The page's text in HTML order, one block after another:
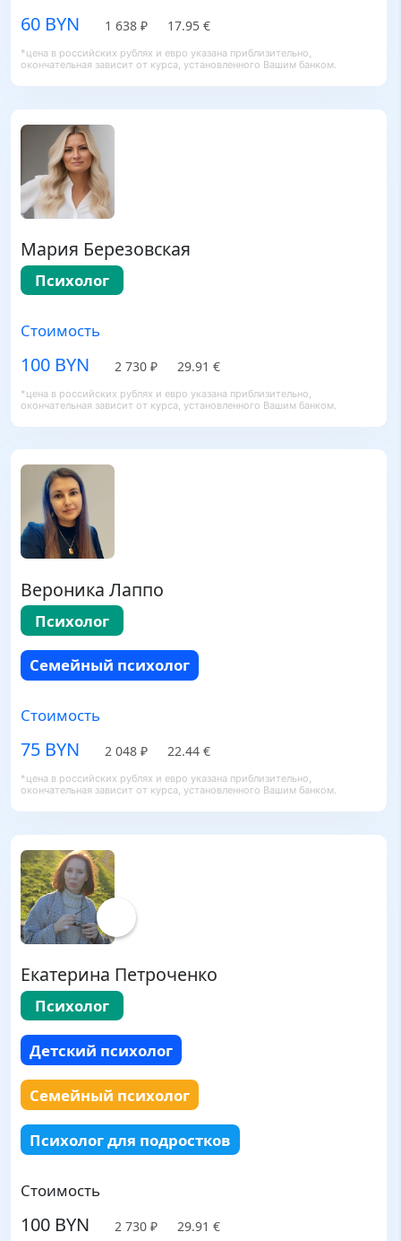
60 BYN 1 638 ₽ 17.95 €
*цена в российских рублях и евро указана приблизительно,
окончательная зависит от курса, установленного Вашим банком.
Мария Березовская
Психолог
Стоимость
100 BYN 2 730 ₽ 29.91 €
*цена в российских рублях и евро указана приблизительно,
окончательная зависит от курса, установленного Вашим банком.
Вероника Лаппо
Психолог
Семейный психолог
Стоимость
75 BYN 2 048 ₽ 22.44 €
*цена в российских рублях и евро указана приблизительно,
окончательная зависит от курса, установленного Вашим банком.
Екатерина Петроченко
Психолог
Детский психолог
Семейный психолог
Психолог для подростков
Стоимость
100 BYN 2 730 ₽ 29.91 €